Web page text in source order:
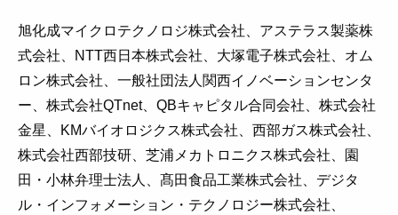
旭化成マイクロテクノロジ株式会社、アステラス製薬株
式会社、NTT西日本株式会社、大塚電子株式会社、オム
ロン株式会社、一般社団法人関西イノベーションセンタ
ー、株式会社QTnet、QBキャピタル合同会社、株式会社
金星、KMバイオロジクス株式会社、西部ガス株式会社、
株式会社西部技研、芝浦メカトロニクス株式会社、園
田・小林弁理士法人、髙田食品工業株式会社、デジタ
ル・インフォメーション・テクノロジー株式会社、